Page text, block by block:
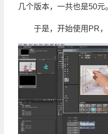
几个版本，一共也是50元
于是，开始使用PR，